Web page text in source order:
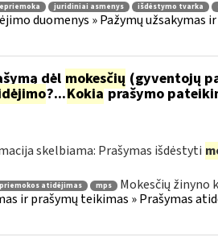
juridiniai asmenys išdėstymo tvarka
duomenys » Pažymų užsakymas
dėl mokesčių (gyventojų
?...Kokiaprašymo
skelbiama: Prašymas išdėstyti
atidėjimas mps Mokesčių žinyno
ir prašymų teikimas » Prašymas